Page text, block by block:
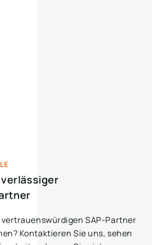
SAP-Partner
Kontaktieren Sie uns, sehen